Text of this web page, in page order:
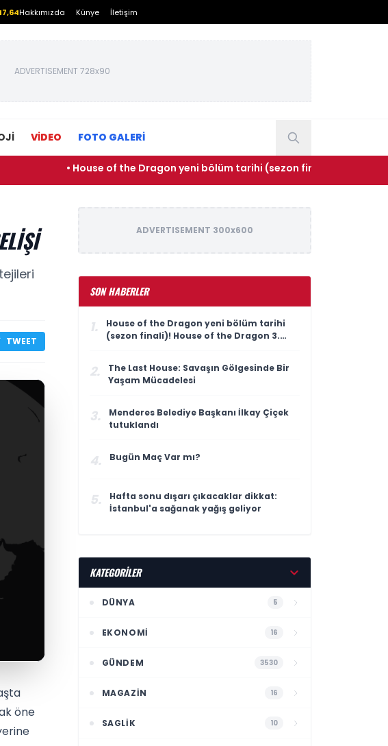
Hakkımızda Künye İletişim
ADVERTISEMENT 728x90
VİDEO FOTO GALERİ
• House of the Dragon yeni bölüm tarihi (sezon finali)! House of the
TWEET
öne
ADVERTISEMENT 300x600
SON HABERLER
1.
House of the Dragon yeni bölüm tarihi
(sezon finali)! House of the Dragon 3.
2.
The Last House: Savaşın Gölgesinde Bir
Yaşam Mücadelesi
3.
Menderes Belediye Başkanı İlkay Çiçek
tutuklandı
4. Bugün Maç Var mı?
5.
Hafta sonu dışarı çıkacaklar dikkat:
İstanbul'a sağanak yağış geliyor
KATEGORİLER
DÜNYA 5
EKONOMI 16
GÜNDEM 3530
MAGAZIN 16
SAGLIK 10